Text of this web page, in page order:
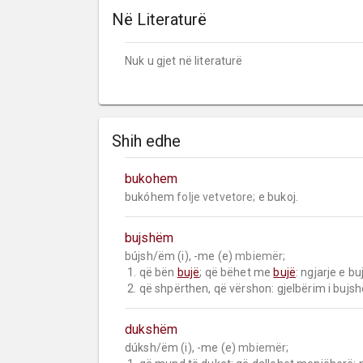
Në Literaturë
Nuk u gjet në literaturë
Shih edhe
bukohem
bukóhem folje vetvetore; e bukoj.
bujshëm
bújsh/ëm (i), -me (e) mbiemër;
1. që bën bujë; që bëhet me bujë: ngjarje e
2. që shpërthen, që vërshon: gjelbërim i
dukshëm
dúksh/ëm (i), -me (e) mbiemër;